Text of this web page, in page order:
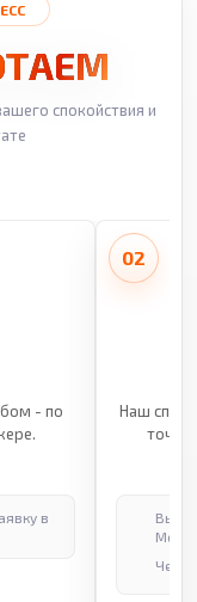
спокойствия и
- по
в
02
Наш